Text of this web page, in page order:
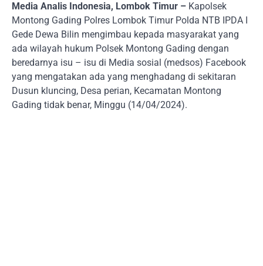
Media Analis Indonesia, Lombok Timur – Kapolsek
Montong Gading Polres Lombok Timur Polda NTB IPDA I
Gede Dewa Bilin mengimbau kepada masyarakat yang
ada wilayah hukum Polsek Montong Gading dengan
beredarnya isu – isu di Media sosial (medsos) Facebook
yang mengatakan ada yang menghadang di sekitaran
Dusun kluncing, Desa perian, Kecamatan Montong
Gading tidak benar, Minggu (14/04/2024).